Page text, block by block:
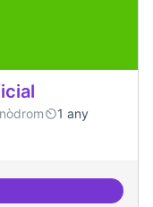
1 any
artificial